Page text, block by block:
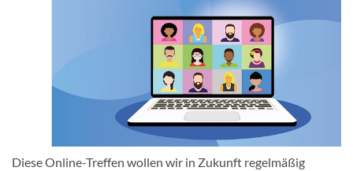
Diese Online-Treffen wollen wir in Zukunft regelmäßig